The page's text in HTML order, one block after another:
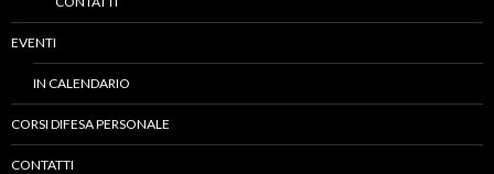
EVENTI
IN CALENDARIO
CORSI DIFESA PERSONALE
CONTATTI